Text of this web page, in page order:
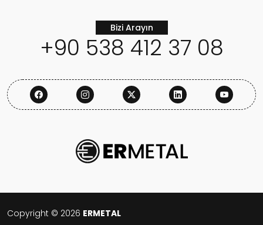
Bizi Arayın
+90 538 412 37 08
Copyright © 2026 ERMETAL